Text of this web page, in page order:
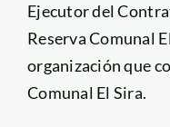
Ejecutor del
Reserva Comunal
organización que
Comunal El Sira.